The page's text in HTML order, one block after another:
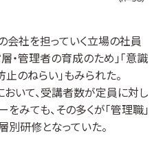
会社を担っていく立場の社員
・管理者の育成のため」「意識
止のねらい」もみられた。
いて、受講者数が定員に対し
みても、その多くが「管理職」
別研修となっていた。